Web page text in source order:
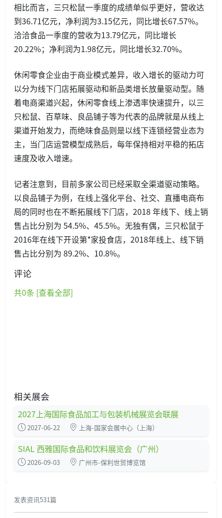
相比而言，三只松鼠一季度的成绩单似乎更好，营收达
到36.71亿元，净利润为3.15亿元，同比增长67.57%。
洽洽食品一季度的营收为13.79亿元，同比增长
20.22%；净利润为1.98亿元，同比增长32.70%。
休闲零食企业由于商业模式差异，收入增长的驱动力可
以分为线下门店拓展驱动和新品类增长放量驱动型。随
着电商渠道兴起，休闲零食线上渗透率快速提升，以三
只松鼠、百草味、良品铺子等为代表的品牌就是从线上
渠道开始发力，而绝味食品则是以线下连锁经营业态为
主，当门店运营模型成熟后，每年保持相对平稳的拓店
速度及收入增速。
记者注意到，目前多家公司已经采取全渠道驱动策略。
以良品铺子为例，在线上强化平台、社交、直播电商布
局的同时也在不断拓展线下门店，2018 年线下、线上销
售占比分别为 54.5%、45.5%。无独有偶，三只松鼠于
2016年在线下开设第*家投食店，2018年线上、线下销
售占比分别为 89.2%、10.8%。
评论
共0条 [查看全部]
相关展会
2027上海国际食品加工与包装机械展览会联展
2027-06-22 上海-国家会展中心（上海）
SIAL 西雅国际食品和饮料展览会（广州）
2026-09-03 广州市-保利世贸博览馆
发表资讯531篇